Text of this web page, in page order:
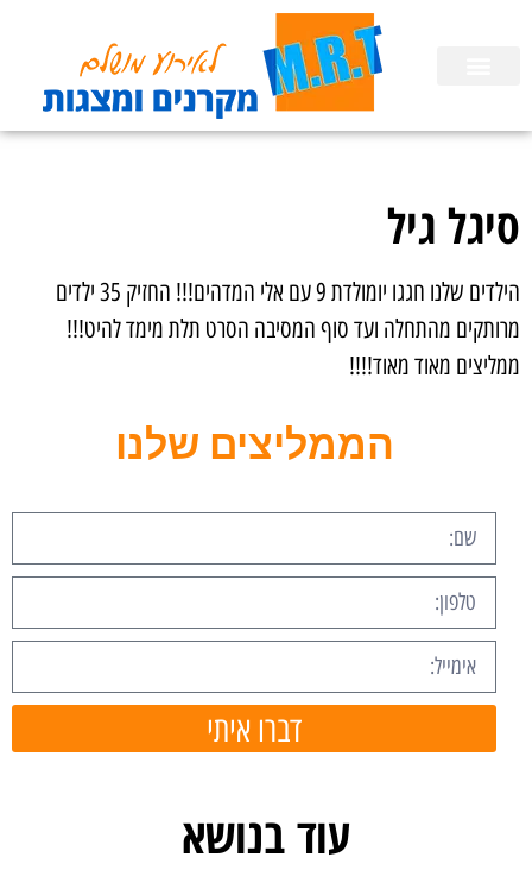
סיגל גיל
הילדים שלנו חגגו יומולדת 9 עם אלי המדהים!!! החזיק 35 ילדים
מרותקים מהתחלה ועד סוף המסיבה הסרט תלת מימד להיט!!!
ממליצים מאוד מאוד!!!!
הממליצים שלנו
דברו איתי
עוד בנושא